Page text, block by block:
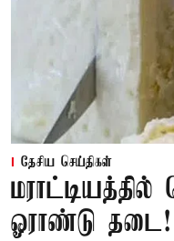
தேசிய செய்திகள்
ஓராண்டு தடை!